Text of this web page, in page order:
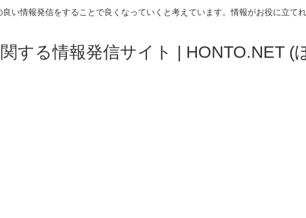
い情報発信をすることで良くなっていくと考えています。情報がお役に立て
する情報発信サイト | HONTO.NET